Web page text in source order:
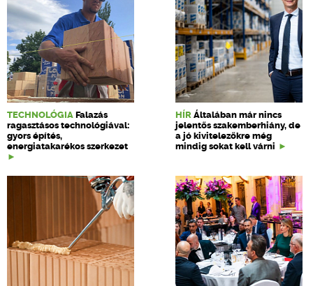
TECHNOLÓGIA Falazás
ragasztásos technológiával:
gyors építés,
energiatakarékos szerkezet
HÍR Általában már nincs
jelentős szakemberhiány, de
a jó kivitelezőkre még
mindig sokat kell várni